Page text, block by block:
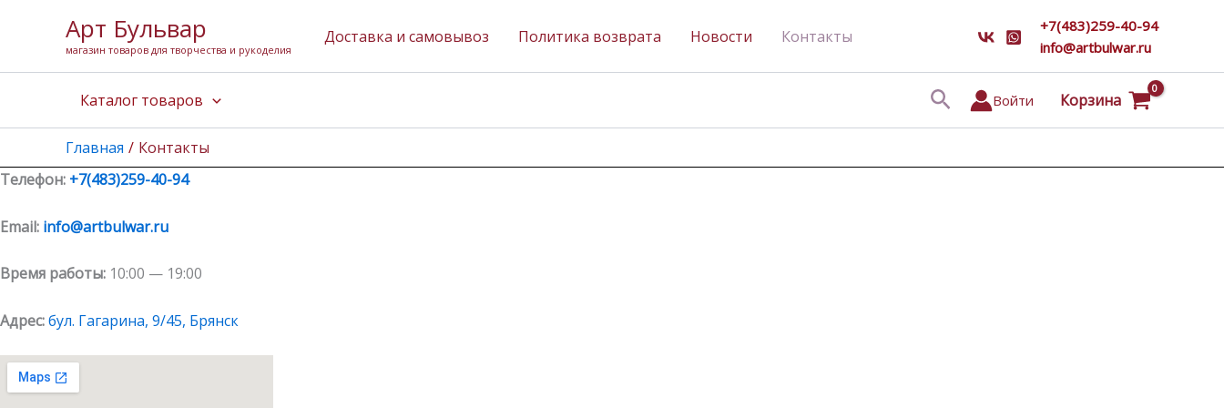
содержимому
Арт Бульвар
магазин товаров для творчества и рукоделия
Доставка и самовывоз Политика возврата Новости Контакты
+7(483)259-40-94
info@artbulwar.ru
Каталог товаров ПоискВойти Корзина
Главная
Контакты
Телефон: +7(483)259-40-94
Email: info@artbulwar.ru
Время работы: 10:00 — 19:00
Адрес:бул. Гагарина, 9/45, Брянск